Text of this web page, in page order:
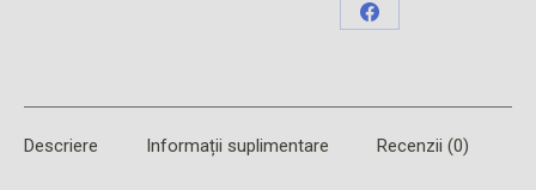
X
on
Share
Descriere Informații suplimentare Recenzii (0)